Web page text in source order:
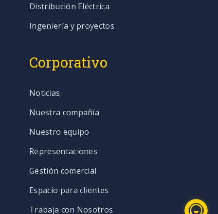
Distribución Eléctrica
Ingeniería y proyectos
Corporativo
Noticias
Nuestra compañía
Nuestro equipo
Representaciones
Gestión comercial
Espacio para clientes
Trabaja con Nosotros